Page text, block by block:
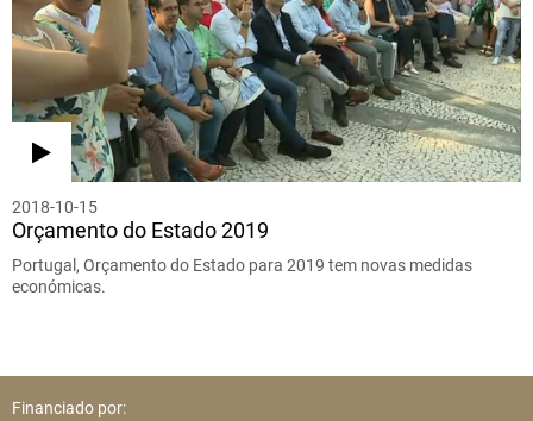
2018-10-15
Orçamento do Estado 2019
Portugal, Orçamento do Estado para 2019 tem novas medidas
económicas.
Financiado por: